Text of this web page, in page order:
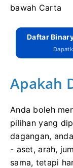
bawah Carta
Daftar
Apakah
Anda boleh
pilihan yang
dagangan,
- aset, arah,
sama, tetapi